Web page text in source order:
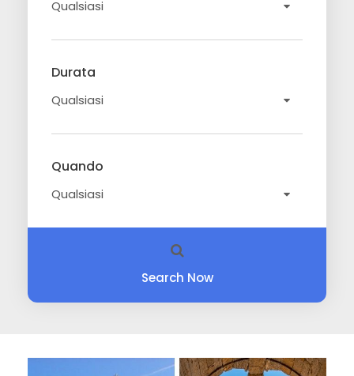
Durata
Quando
Search Now